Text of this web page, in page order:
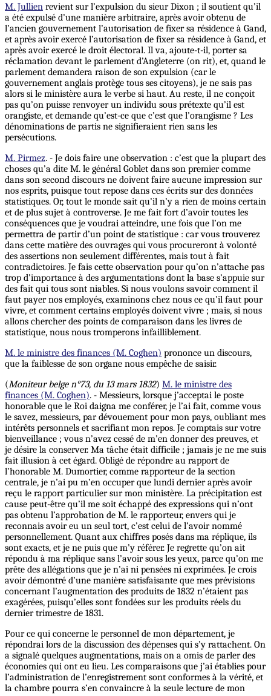
M. Jullien revient sur l’expulsion du sieur Dixon ; il soutient qu’il
a été expulsé d’une manière arbitraire, après avoir obtenu de
l’ancien gouvernement l’autorisation de fixer sa résidence à Gand,
et après avoir exercé l’autorisation de fixer sa résidence à Gand, et
après avoir exercé le droit électoral. Il va, ajoute-t-il, porter sa
réclamation devant le parlement d’Angleterre (on rit), et, quand le
parlement demandera raison de son expulsion (car le
gouvernement anglais protège tous ses citoyens), je ne sais pas
alors si le ministère aura le verbe si haut. Au reste, il ne conçoit
pas qu’on puisse renvoyer un individu sous prétexte qu’il est
orangiste, et demande qu’est-ce que c’est que l’orangisme ? Les
dénominations de partis ne signifieraient rien sans les
persécutions.
M. Pirmez. - Je dois faire une observation : c’est que la plupart des
choses qu’a dite M. le général Goblet dans son premier comme
dans son second discours ne doivent faire aucune impression sur
nos esprits, puisque tout repose dans ces écrits sur des données
statistiques. Or, tout le monde sait qu’il n’y a rien de moins certain
et de plus sujet à controverse. Je me fait fort d’avoir toutes les
conséquences que je voudrai atteindre, une fois que l’on me
permettra de partir d’un point de statistique : car vous trouverez
dans cette matière des ouvrages qui vous procureront à volonté
des assertions non seulement différentes, mais tout à fait
contradictoires. Je fais cette observation pour qu’on n’attache pas
trop d’importance à des argumentations dont la base s’appuie sur
des fait qui tous sont niables. Si nous voulons savoir comment il
faut payer nos employés, examinons chez nous ce qu’il faut pour
vivre, et comment certains employés doivent vivre ; mais, si nous
allons chercher des points de comparaison dans les livres de
statistique, nous nous tromperons infailliblement.
M. le ministre des finances (M. Coghen) prononce un discours,
que la faiblesse de son organe nous empêche de saisir.
(Moniteur belge n°73, du 13 mars 1832) M. le ministre des
finances (M. Coghen). - Messieurs, lorsque j’acceptai le poste
honorable que le Roi daigna me conférer, je l’ai fait, comme vous
le savez, messieurs, par dévouement pour mon pays, oubliant mes
intérêts personnels et sacrifiant mon repos. Je comptais sur votre
bienveillance ; vous n’avez cessé de m’en donner des preuves, et
je désire la conserver. Ma tâche était difficile ; jamais je ne me suis
fait illusion à cet égard. Obligé de répondre au rapport de
l’honorable M. Dumortier, comme rapporteur de la section
centrale, je n’ai pu m’en occuper que lundi dernier après avoir
reçu le rapport particulier sur mon ministère. La précipitation est
cause peut-être qu’il me soit échappé des expressions qui n’ont
pas obtenu l’approbation de M. le rapporteur, envers qui je
reconnais avoir eu un seul tort, c’est celui de l’avoir nommé
personnellement. Quant aux chiffres posés dans ma réplique, ils
sont exacts, et je ne puis que m’y référer. Je regrette qu’on ait
répondu à ma réplique sans l’avoir sous les yeux, parce qu’on me
prête des allégations que je n’ai ni pensées ni exprimées. Je crois
avoir démontré d’une manière satisfaisante que mes prévisions
concernant l’augmentation des produits de 1832 n’étaient pas
exagérées, puisqu’elles sont fondées sur les produits réels du
dernier trimestre de 1831.
Pour ce qui concerne le personnel de mon département, je
répondrai lors de la discussion des dépenses qui s’y rattachent. On
a signalé quelques augmentations, mais on a omis de parler des
économies qui ont eu lieu. Les comparaisons que j’ai établies pour
l’administration de l’enregistrement sont conformes à la vérité, et
la chambre pourra s’en convaincre à la seule lecture de mon